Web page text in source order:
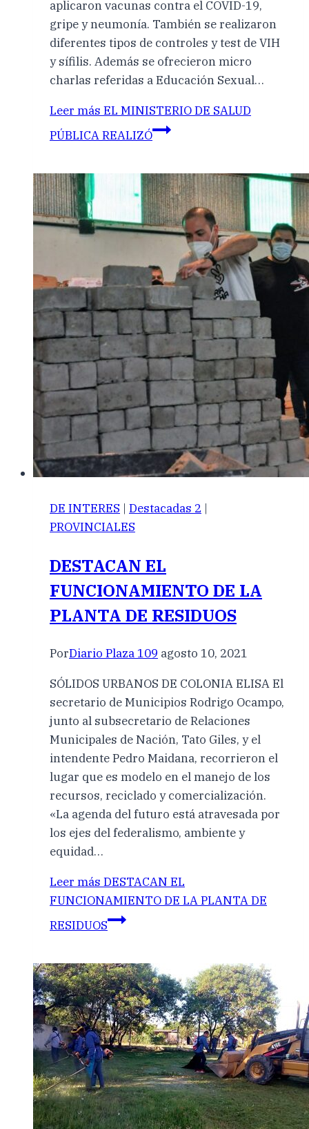
aplicaron vacunas contra el COVID-19,
gripe y neumonía. También se realizaron
diferentes tipos de controles y test de VIH
y sífilis. Además se ofrecieron micro
charlas referidas a Educación Sexual…
Leer más EL MINISTERIO DE SALUD
PÚBLICA REALIZÓ
DE INTERES | Destacadas 2 |
PROVINCIALES
DESTACAN EL
FUNCIONAMIENTO DE LA
PLANTA DE RESIDUOS
PorDiario Plaza 109 agosto 10, 2021
SÓLIDOS URBANOS DE COLONIA ELISA El
secretario de Municipios Rodrigo Ocampo,
junto al subsecretario de Relaciones
Municipales de Nación, Tato Giles, y el
intendente Pedro Maidana, recorrieron el
lugar que es modelo en el manejo de los
recursos, reciclado y comercialización.
«La agenda del futuro está atravesada por
los ejes del federalismo, ambiente y
equidad…
Leer más DESTACAN EL
FUNCIONAMIENTO DE LA PLANTA DE
RESIDUOS